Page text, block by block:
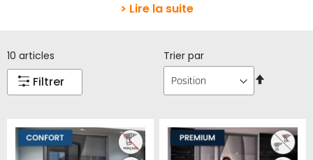
> Lire la suite
10 articles
Trier par
Filtrer